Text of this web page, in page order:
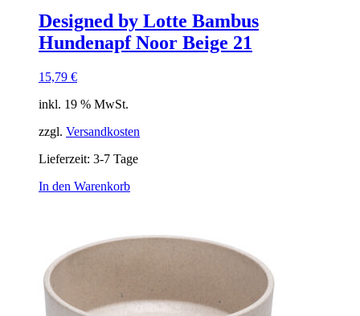
Designed by Lotte Bambus
Hundenapf Noor Beige 21
15,79 €
inkl. 19 % MwSt.
zzgl. Versandkosten
Lieferzeit: 3-7 Tage
In den Warenkorb